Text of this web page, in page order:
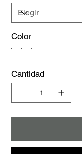
Color
Cantidad